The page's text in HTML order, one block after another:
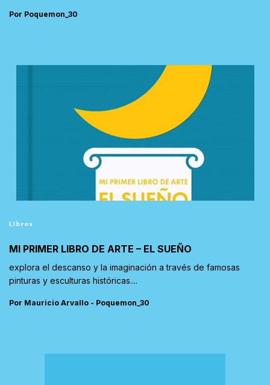
Por Poquemon_30
Libros
MI PRIMER LIBRO DE ARTE – EL SUEÑO
explora el descanso y la imaginación a través de famosas
pinturas y esculturas históricas....
Por Mauricio Arvallo - Poquemon_30